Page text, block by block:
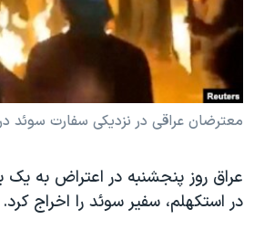
فرهنگ و زندگی
حقوق شهروندی
اقتصادی
علم و فناوری
گالری عکس
آرشیو پخش زنده
مستندها
انتخابات ریاست جمهوری آمریکا ۲۰۲۴
حمله جمهوری اسلامی به اسرائیل
رمز مهسا
اعتراضات زن، زندگی، آزادی
مجموعه مستندهای دادخواهی
دنبال کنید
معترضان عراقی در نزدیکی سفارت سوئد
عراق روز پنجشنبه در اعتراض به یک
در استکهلم، سفیر سوئد را اخراج کرد.